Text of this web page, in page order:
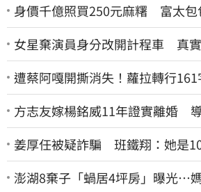
身價千億照買250元麻糬 富太包
女星棄演員身分改開計程車 真
遭蔡阿嘎開撕消失！蘿拉轉行
方志友嫁楊銘威11年證實離婚
姜厚任被疑詐騙 班鐵翔：她是
澎湖8棄子「蝸居4坪房」曝光⋯